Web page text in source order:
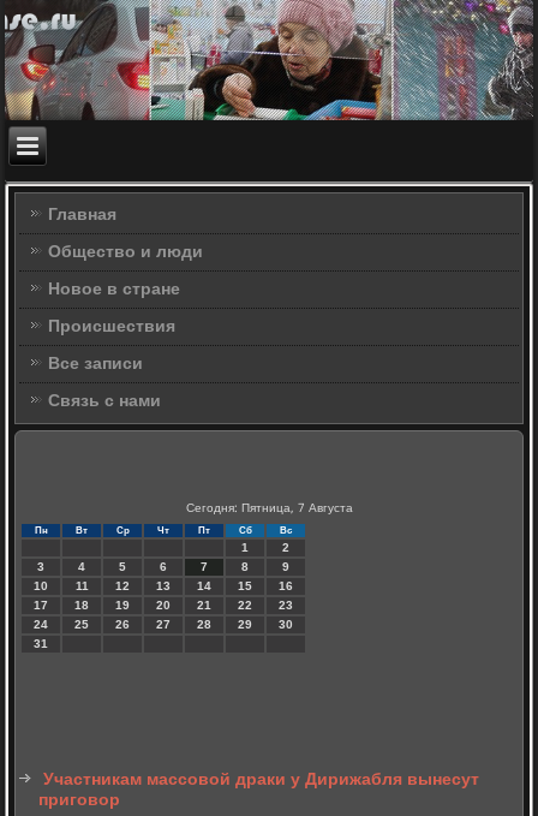
Главная
Общество и люди
Новое в стране
Происшествия
Все записи
Связь с нами
Сегодня: Пятница, 7 Августа
Пн Вт Ср Чт Пт Сб Вс
1
2
3
4 5 6 7 8
9
10
11 12 13 14 15
16
17
18 19 20 21 22
23
24
25 26 27 28 29
30
31
Участникам массовой драки у Дирижабля вынесут
приговор